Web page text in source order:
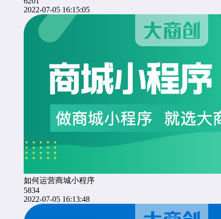
2022-07-05 16:15:05
如何运营商城小程序
5834
2022-07-05 16:13:48